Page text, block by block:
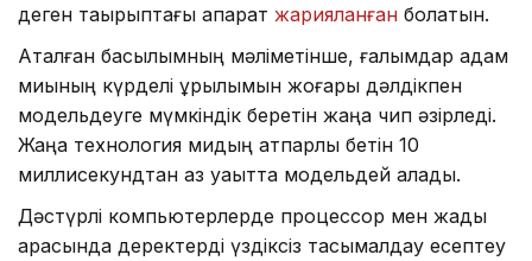
деген тақырыптағы ақпарат жарияланған болатын.
Аталған басылымның мәліметінше, ғалымдар адам
миының күрделі құрылымын жоғары дәлдікпен
модельдеуге мүмкіндік беретін жаңа чип әзірледі.
Жаңа технология мидың қатпарлы бетін 10
миллисекундтан аз уақытта модельдей алады.
Дәстүрлі компьютерлерде процессор мен жады
арасында деректерді үздіксіз тасымалдау есептеу